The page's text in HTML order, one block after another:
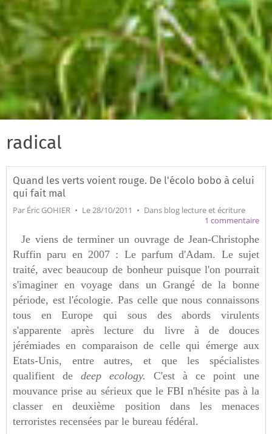
radical
Quand les verts voient rouge. De l'écolo bobo à celui
qui fait mal
Par Éric GOHIER Le 28/10/2011 Dans blog lecture et écriture
1 commentaire
Je viens de terminer un ouvrage de Jean-Christophe
Ruffin paru en 2007 : Le parfum d'Adam. Le sujet
traité, avec beaucoup de bonheur puisque l'on pourrait
s'imaginer en voyage dans un Grangé de la bonne
période, est l'écologie. Pas celle que nous connaissons
tous en Europe qui sous des abords virulents
s'apparente après lecture du livre à de douces
jérémiades en comparaison de celle qui émerge aux
Etats-Unis, entre autres, et que les spécialistes
qualifient de deep ecology. C'est à ce point une
mouvance prise au sérieux que le FBI n'hésite pas à la
classer en deuxième position dans les menaces
terroristes recensées par le bureau fédéral.